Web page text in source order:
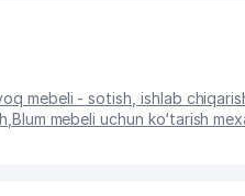
mebeli - sotish, ishlab
Blum mebeli uchun ko‘tarish